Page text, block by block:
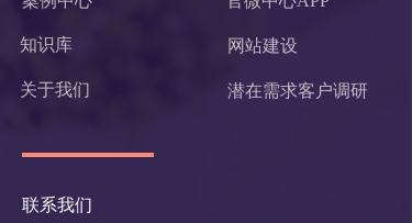
联系我们
知识库 网站建设
关于我们 潜在需求客户调研